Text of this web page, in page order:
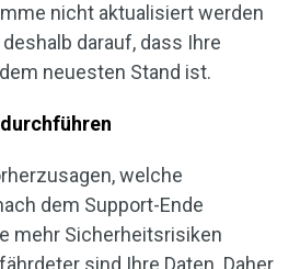
nicht aktualisiert werden
darauf, dass Ihre
neuesten Stand ist.
welche
dem Support-Ende
mehr Sicherheitsrisiken
sind Ihre Daten. Daher